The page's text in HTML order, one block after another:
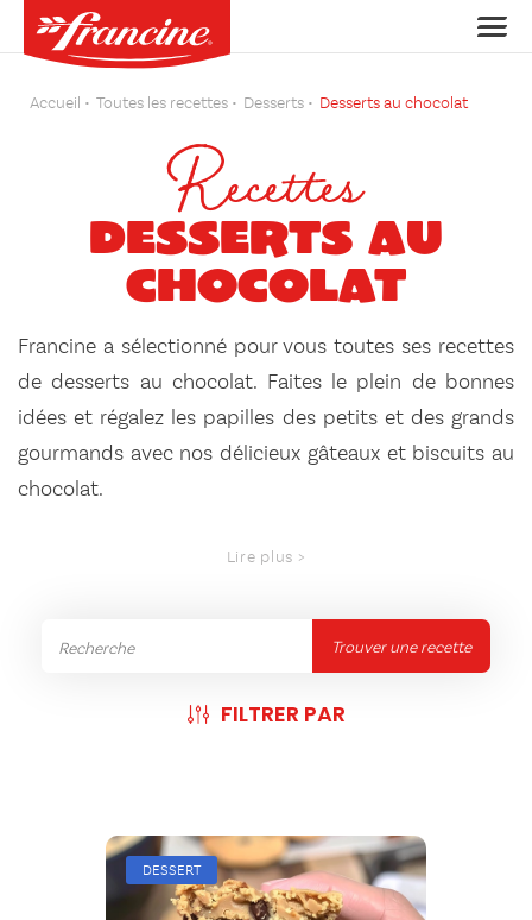
Accueil Toutes les recettes Desserts Desserts au chocolat
Recettes
Desserts au
chocolat
Francine a sélectionné pour vous toutes ses recettes
de desserts au chocolat. Faites le plein de bonnes
idées et régalez les papilles des petits et des grands
gourmands avec nos délicieux gâteaux et biscuits au
chocolat.
Trouver une recette
FILTRER PAR
DESSERT